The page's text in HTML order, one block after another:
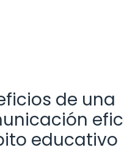
de una
educativo